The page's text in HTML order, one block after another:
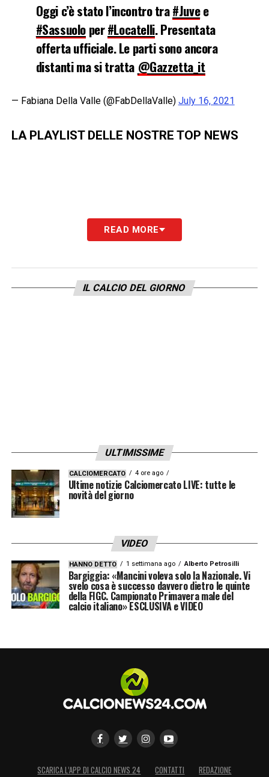
Oggi c’è stato l’incontro tra#Juvee
#Sassuoloper#Locatelli. Presentata
offerta ufficiale. Le parti sono ancora
distanti ma si tratta @Gazzetta_it
— Fabiana Della Valle (@FabDellaValle) July 16, 2021
LA PLAYLIST DELLE NOSTRE TOP NEWS
READ MORE
IL CALCIO DEL GIORNO
ULTIMISSIME
CALCIOMERCATO 4 ore ago
Ultime notizie Calciomercato LIVE: tutte le
novità del giorno
VIDEO
HANNO DETTO 1 settimana ago Alberto Petrosilli
Bargiggia: «Mancini voleva solo la Nazionale. Vi
svelo cosa è successo davvero dietro le quinte
della FIGC. Campionato Primavera male del
calcio italiano» ESCLUSIVA e VIDEO
SCARICA L’APP DI CALCIO NEWS 24 CONTATTI REDAZIONE